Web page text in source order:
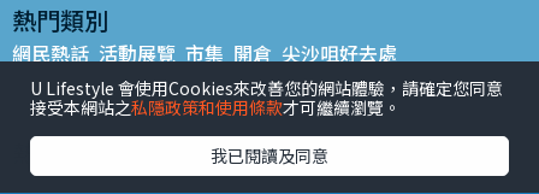
熱門類別
網民熱話 活動展覽 市集 開倉 尖沙咀好去處
銅鑼灣好去處 元朗好去處 荃灣好去處 旺角好去處 社會
餐廳情報 戶外郊遊
熱門標籤
#UGO搵好去處 #人氣活動推介 #美食社群熱話
U Lifestyle 會使用Cookies來改善您的網站體驗，請確定您同意
接受本網站之私隱政策和使用條款才可繼續瀏覽。
我已閱讀及同意